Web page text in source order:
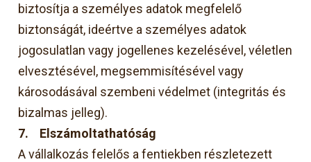
biztosítja a személyes adatok megfelelő
biztonságát, ideértve a személyes adatok
jogosulatlan vagy jogellenes kezelésével, véletlen
elvesztésével, megsemmisítésével vagy
károsodásával szembeni védelmet (integritás és
bizalmas jelleg).
7. Elszámoltathatóság
A vállalkozás felelős a fentiekben részletezett